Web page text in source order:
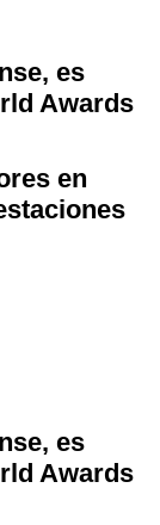
es
Awards
en
es
Awards